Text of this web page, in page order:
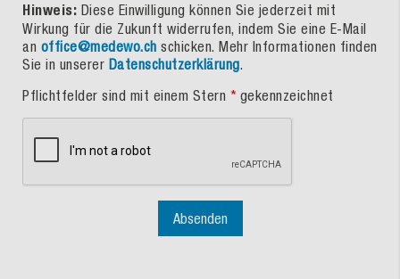
Hinweis: Diese Einwilligung können Sie jederzeit mit
Wirkung für die Zukunft widerrufen, indem Sie eine E-Mail
an office@medewo.ch schicken. Mehr Informationen finden
Sie in unserer Datenschutzerklärung.
Pflichtfelder sind mit einem Stern * gekennzeichnet
Absenden